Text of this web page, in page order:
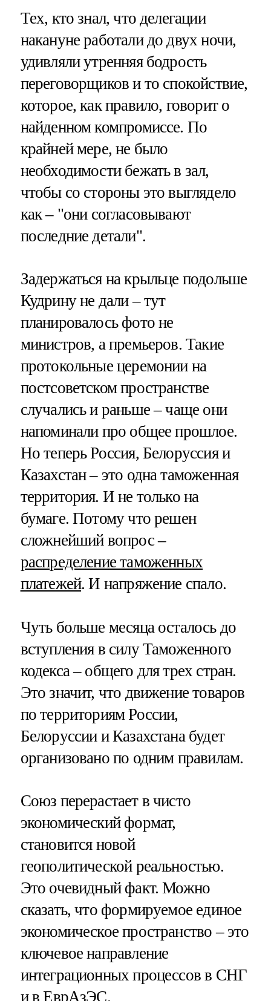
Тех, кто знал, что делегации
накануне работали до двух ночи,
удивляли утренняя бодрость
переговорщиков и то спокойствие,
которое, как правило, говорит о
найденном компромиссе. По
крайней мере, не было
необходимости бежать в зал,
чтобы со стороны это выглядело
как – "они согласовывают
последние детали".
Задержаться на крыльце подольше
Кудрину не дали – тут
планировалось фото не
министров, а премьеров. Такие
протокольные церемонии на
постсоветском пространстве
случались и раньше – чаще они
напоминали про общее прошлое.
Но теперь Россия, Белоруссия и
Казахстан – это одна таможенная
территория. И не только на
бумаге. Потому что решен
сложнейший вопрос –
распределение таможенных
платежей. И напряжение спало.
Чуть больше месяца осталось до
вступления в силу Таможенного
кодекса – общего для трех стран.
Это значит, что движение товаров
по территориям России,
Белоруссии и Казахстана будет
организовано по одним правилам.
Союз перерастает в чисто
экономический формат,
становится новой
геополитической реальностью.
Это очевидный факт. Можно
сказать, что формируемое единое
экономическое пространство – это
ключевое направление
интеграционных процессов в СНГ
и в ЕврАзЭС.